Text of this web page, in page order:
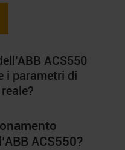
ACS550
i parametri di
ACS550?